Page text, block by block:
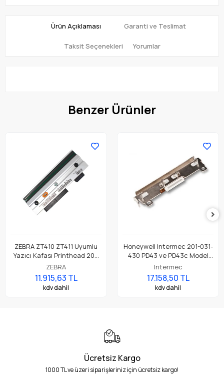
Ürün Açıklaması Garanti ve Teslimat
Taksit Seçenekleri Yorumlar
Benzer Ürünler
ZEBRA ZT410 ZT411 Uyumlu
Yazıcı Kafası Printhead 203
Dpi Parça No: P1058930-009
ZEBRA
11.915,63 TL
kdv dahil
Honeywell Intermec 201-031-
430 PD43 ve PD43c Model
Barkod Etiket Yazıcı 203 Dpi
Termal Baskı Kafası
Intermec
17.158,50 TL
kdv dahil
Ücretsiz Kargo
1000 TL ve üzeri siparişleriniz için ücretsiz kargo!